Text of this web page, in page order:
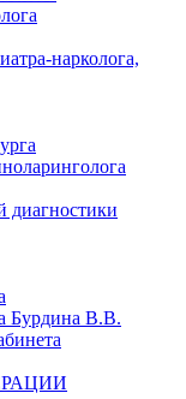
нарколога,
диагностики
Бурдина В.В.